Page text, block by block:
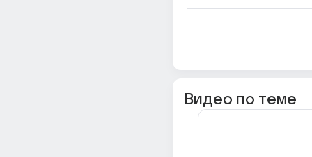
Видео по теме